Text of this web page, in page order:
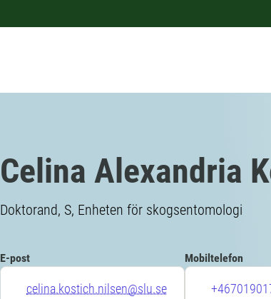
Celina Alexandria
Doktorand, S, Enheten för skogsentomologi
E-post
celina.kostich.nilsen@slu.se
Mobiltelefon